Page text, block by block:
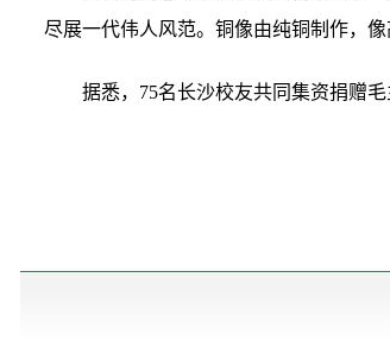
尽展一代伟人风范。铜像由纯铜制作，
据悉，75名长沙校友共同集资捐赠